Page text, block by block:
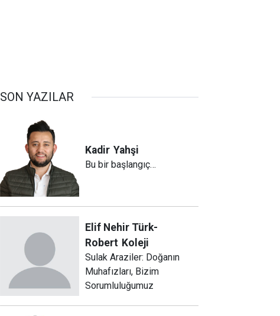
SON YAZILAR
Kadir Yahşi
Bu bir başlangıç…
Elif Nehir Türk-
Robert Koleji
Sulak Araziler: Doğanın
Muhafızları, Bizim
Sorumluluğumuz